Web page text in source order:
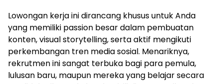
Lowongan kerja ini dirancang khusus untuk Anda
yang memiliki passion besar dalam pembuatan
konten, visual storytelling, serta aktif mengikuti
perkembangan tren media sosial. Menariknya,
rekrutmen ini sangat terbuka bagi para pemula,
lulusan baru, maupun mereka yang belajar secara